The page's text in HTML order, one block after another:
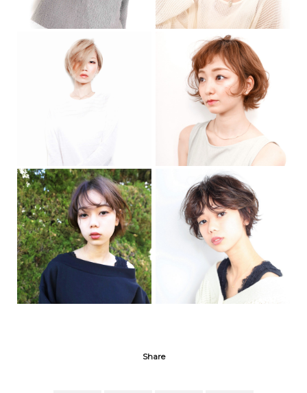
Share